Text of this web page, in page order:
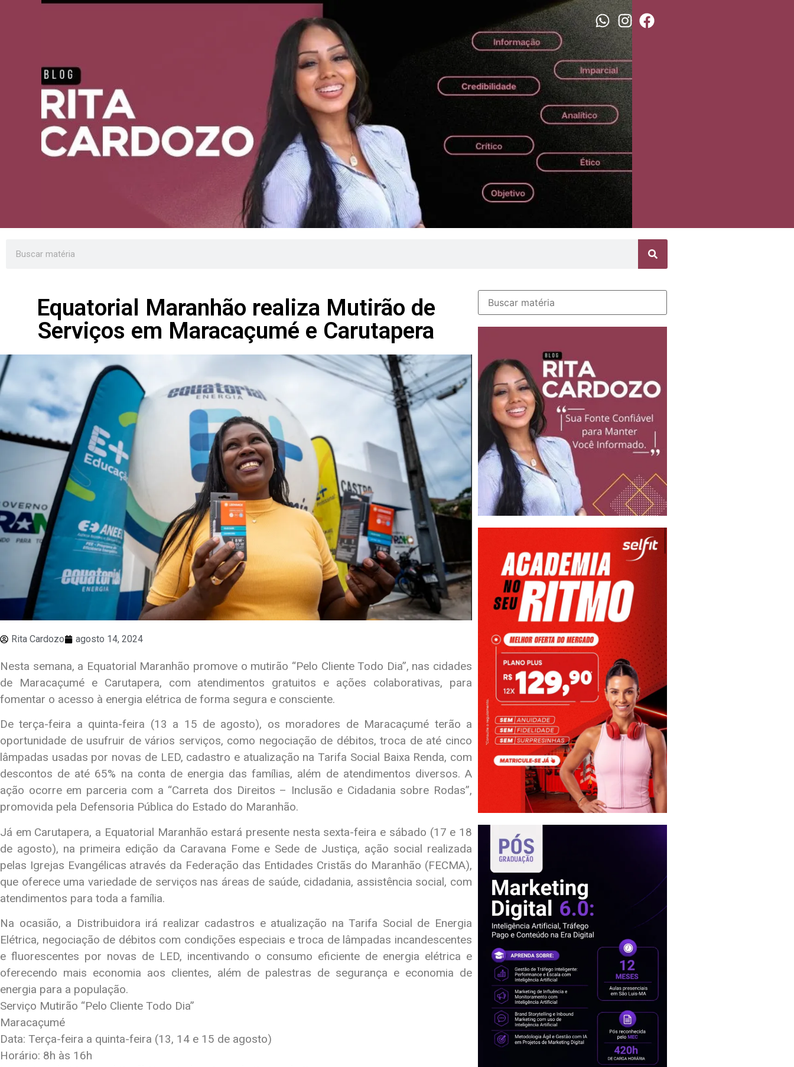
Equatorial Maranhão realiza Mutirão de
Serviços em Maracaçumé e Carutapera
Rita Cardozo agosto 14, 2024
Nesta semana, a Equatorial Maranhão promove o mutirão “Pelo Cliente Todo Dia”, nas cidades
de Maracaçumé e Carutapera, com atendimentos gratuitos e ações colaborativas, para
fomentar o acesso à energia elétrica de forma segura e consciente.
De terça-feira a quinta-feira (13 a 15 de agosto), os moradores de Maracaçumé terão a
oportunidade de usufruir de vários serviços, como negociação de débitos, troca de até cinco
lâmpadas usadas por novas de LED, cadastro e atualização na Tarifa Social Baixa Renda, com
descontos de até 65% na conta de energia das famílias, além de atendimentos diversos. A
ação ocorre em parceria com a “Carreta dos Direitos – Inclusão e Cidadania sobre Rodas”,
promovida pela Defensoria Pública do Estado do Maranhão.
Já em Carutapera, a Equatorial Maranhão estará presente nesta sexta-feira e sábado (17 e 18
de agosto), na primeira edição da Caravana Fome e Sede de Justiça, ação social realizada
pelas Igrejas Evangélicas através da Federação das Entidades Cristãs do Maranhão (FECMA),
que oferece uma variedade de serviços nas áreas de saúde, cidadania, assistência social, com
atendimentos para toda a família.
Na ocasião, a Distribuidora irá realizar cadastros e atualização na Tarifa Social de Energia
Elétrica, negociação de débitos com condições especiais e troca de lâmpadas incandescentes
e fluorescentes por novas de LED, incentivando o consumo eficiente de energia elétrica e
oferecendo mais economia aos clientes, além de palestras de segurança e economia de
energia para a população.
Serviço Mutirão “Pelo Cliente Todo Dia”
Maracaçumé
Data: Terça-feira a quinta-feira (13, 14 e 15 de agosto)
Horário: 8h às 16h